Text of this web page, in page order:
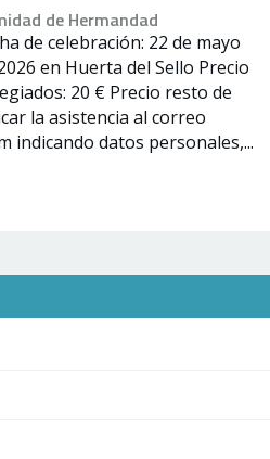
de Hermandad
de celebración: 22 de mayo
en Huerta del Sello Precio
20 € Precio resto de
la asistencia al correo
indicando datos personales,...